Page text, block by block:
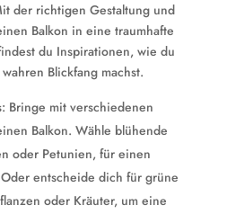
der richtigen Gestaltung und
Balkon in eine traumhafte
du Inspirationen, wie du
Blickfang machst.
Bringe mit verschiedenen
Balkon. Wähle blühende
oder Petunien, für einen
entscheide dich für grüne
oder Kräuter, um eine